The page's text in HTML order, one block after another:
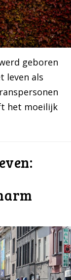
geboren
leven als
het moeilijk